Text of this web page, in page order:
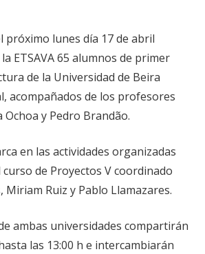
próximo lunes día 17 de abril
ETSAVA 65 alumnos de primer
de la Universidad de Beira
acompañados de los profesores
Ochoa y Pedro Brandão.
en las actividades organizadas
de Proyectos V coordinado
Miriam Ruiz y Pablo Llamazares.
ambas universidades compartirán
las 13:00 h e intercambiarán